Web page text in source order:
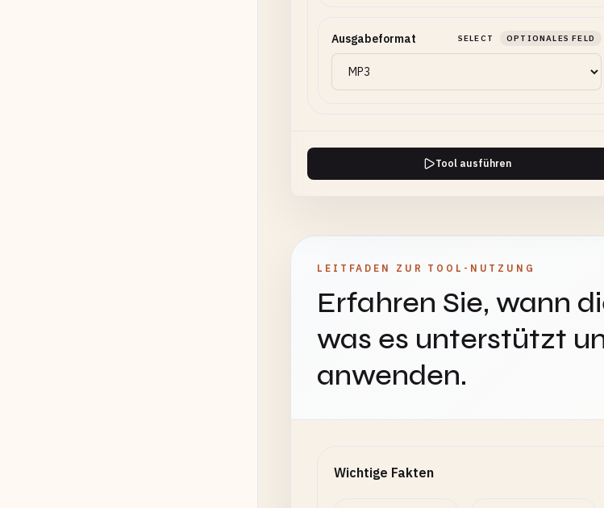
Ausgabeformat SELECT OPTIONALES FELD
Tool ausführen
LEITFADEN ZUR TOOL-NUTZUNG
Erfahren Sie, wann
was es unterstützt
anwenden.
Wichtige Fakten